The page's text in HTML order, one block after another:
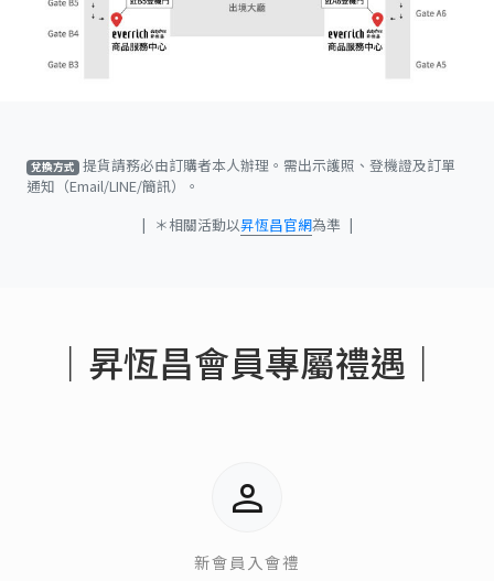
兌換方式 提貨請務必由訂購者本人辦理。需出示護照、登機證及訂單
通知（Email/LINE/簡訊）。
| ＊相關活動以昇恆昌官網為準 |
｜昇恆昌會員專屬禮遇｜
person
新會員入會禮